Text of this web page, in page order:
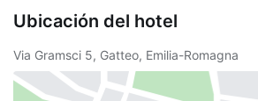
Parque infantil
Programa de actividades diario
Salón de juegos
Ubicación del hotel
Via Gramsci 5, Gatteo, Emilia-Romagna